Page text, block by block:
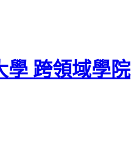
學 跨領域學院